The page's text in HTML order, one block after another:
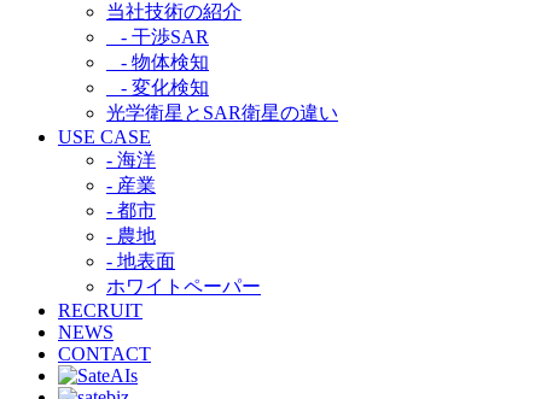
当社技術の紹介​
- 干渉SAR​
- 物体検知​
- 変化検知​
光学衛星とSAR衛星の違い​
USE CASE
- 海洋
- 産業
- 都市​
- 農地
- 地表面
ホワイトペーパー
RECRUIT
NEWS
CONTACT